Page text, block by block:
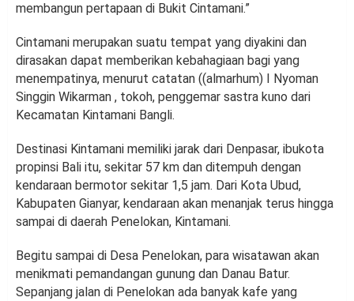
membangun pertapaan di Bukit Cintamani.”
Cintamani merupakan suatu tempat yang diyakini dan
dirasakan dapat memberikan kebahagiaan bagi yang
menempatinya, menurut catatan ((almarhum) I Nyoman
Singgin Wikarman , tokoh, penggemar sastra kuno dari
Kecamatan Kintamani Bangli.
Destinasi Kintamani memiliki jarak dari Denpasar, ibukota
propinsi Bali itu, sekitar 57 km dan ditempuh dengan
kendaraan bermotor sekitar 1,5 jam. Dari Kota Ubud,
Kabupaten Gianyar, kendaraan akan menanjak terus hingga
sampai di daerah Penelokan, Kintamani.
Begitu sampai di Desa Penelokan, para wisatawan akan
menikmati pemandangan gunung dan Danau Batur.
Sepanjang jalan di Penelokan ada banyak kafe yang